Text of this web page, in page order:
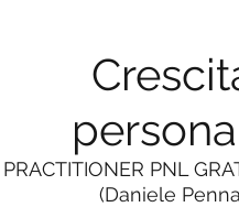
PRACTITIONER PNL
(Daniele